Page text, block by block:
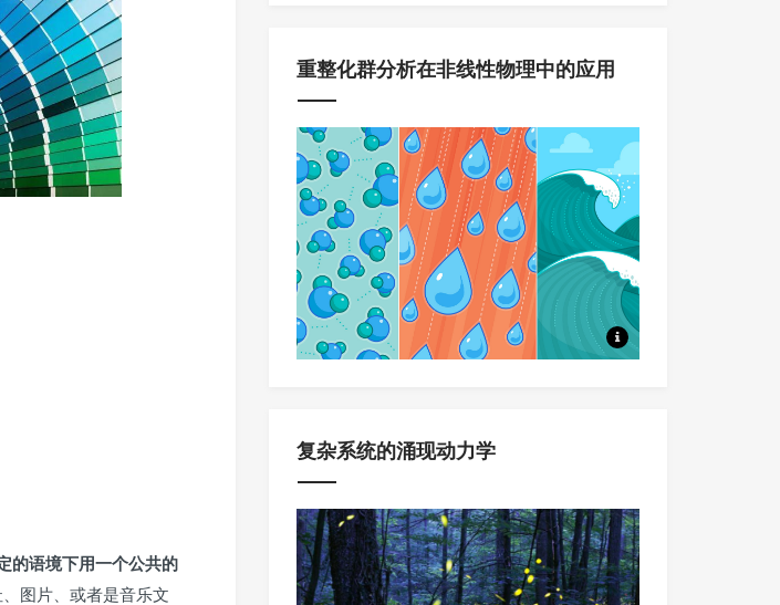
的语境下用一个公共的
图片、或者是音乐文
重整化群分析在非线性物理中的应用
本系列课程，将系统讲述重整
复杂系统的涌现动力学